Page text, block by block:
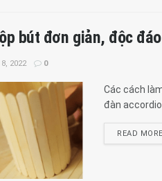
bút đơn giản, độc
2022 0
Các cách
đàn
READ MORE